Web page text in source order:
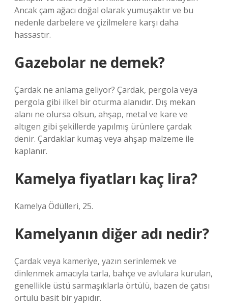
Ancak çam ağacı doğal olarak yumuşaktır ve bu
nedenle darbelere ve çizilmelere karşı daha
hassastır.
Gazebolar ne demek?
Çardak ne anlama geliyor? Çardak, pergola veya
pergola gibi ilkel bir oturma alanıdır. Dış mekan
alanı ne olursa olsun, ahşap, metal ve kare ve
altıgen gibi şekillerde yapılmış ürünlere çardak
denir. Çardaklar kumaş veya ahşap malzeme ile
kaplanır.
Kamelya fiyatları kaç lira?
Kamelya Ödülleri, 25.
Kamelyanın diğer adı nedir?
Çardak veya kameriye, yazın serinlemek ve
dinlenmek amacıyla tarla, bahçe ve avlulara kurulan,
genellikle üstü sarmaşıklarla örtülü, bazen de çatısı
örtülü basit bir yapıdır.